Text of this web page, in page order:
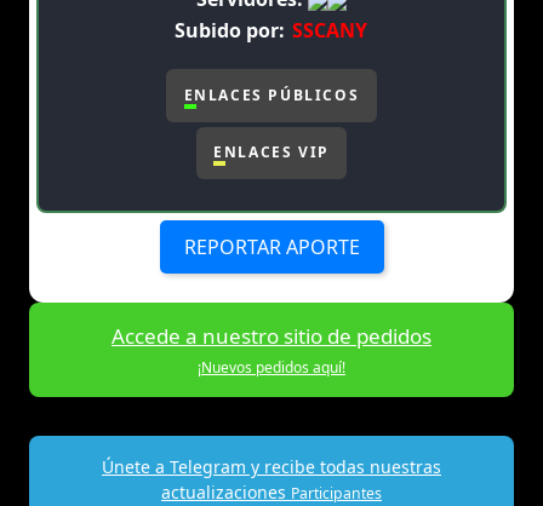
Subido por: SSCANY
ENLACES PÚBLICOS
ENLACES VIP
REPORTAR APORTE
Accede a nuestro sitio de pedidos
¡Nuevos pedidos aquí!
Únete a Telegram y recibe todas nuestras
actualizaciones Participantes